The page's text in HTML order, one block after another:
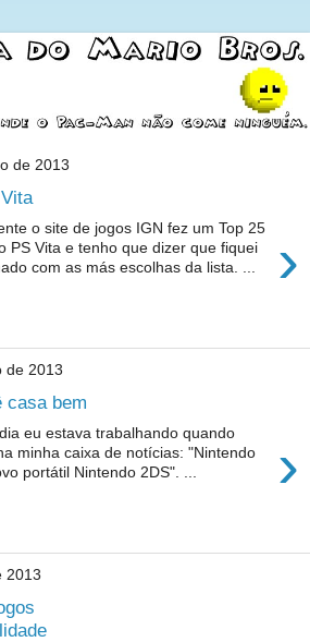
de 2013
›
o site de jogos IGN fez um Top 25
PS Vita e tenho que dizer que fiquei
com as más escolhas da lista. ...
de 2013
casa bem
›
eu estava trabalhando quando
minha caixa de notícias: "Nintendo
portátil Nintendo 2DS". ...
2013